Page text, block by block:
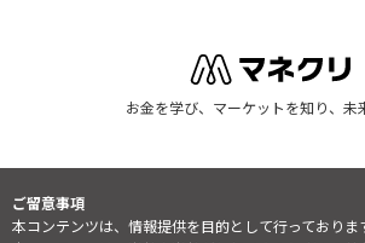
お金を学び、マーケットを知り、未
ご留意事項
本コンテンツは、情報提供を目的として行っておりま